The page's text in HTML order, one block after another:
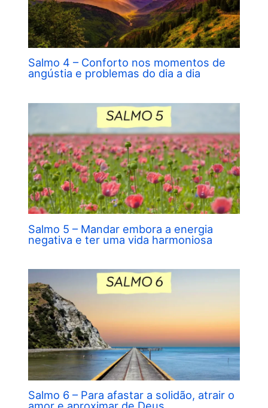
Salmo 4 – Conforto nos momentos de
angústia e problemas do dia a dia
Salmo 5 – Mandar embora a energia
negativa e ter uma vida harmoniosa
Salmo 6 – Para afastar a solidão, atrair o